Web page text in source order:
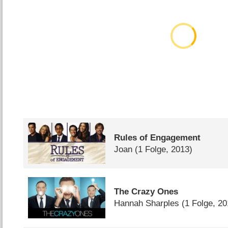
Rules of Engagement
Joan (1 Folge, 2013)
The Crazy Ones
Hannah Sharples (1 Folge,